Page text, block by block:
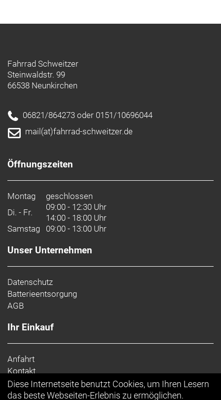
Fahrrad Schweitzer
Steinwaldstr. 99
66538 Neunkirchen
06821/864273 oder 0151/10696044
mail(at)fahrrad-schweitzer.de
Öffnungszeiten
Montag
geschlossen
Di. - Fr.
09:00 - 12:30 Uhr
14:00 - 18:00 Uhr
Samstag 09:00 - 13:00 Uhr
Unser Unternehmen
Datenschutz
Batterieentsorgung
AGB
Ihr Einkauf
Anfahrt
Kontakt
Impressum
Top Artikel
Diese Internetseite benutzt Cookies, um Ihren Lesern
das beste Webseiten-Erlebnis zu ermöglichen.